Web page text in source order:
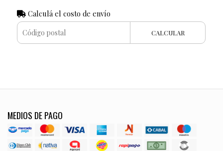
Calculá el costo de envío
CALCULAR
MEDIOS DE PAGO